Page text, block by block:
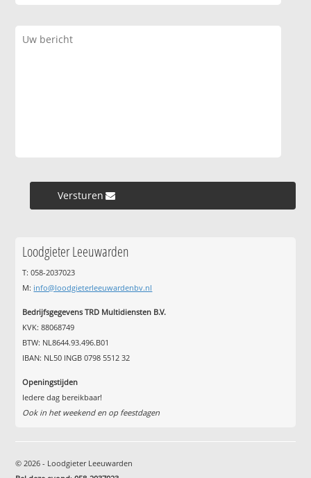
Versturen »
Loodgieter Leeuwarden
T: 058-2037023
M: info@loodgieterleeuwardenbv.nl
Bedrijfsgegevens TRD Multidiensten B.V.
KVK: 88068749
BTW: NL8644.93.496.B01
IBAN: NL50 INGB 0798 5512 32
Openingstijden
Iedere dag bereikbaar!
Ook in het weekend en op feestdagen
© 2026 - Loodgieter Leeuwarden